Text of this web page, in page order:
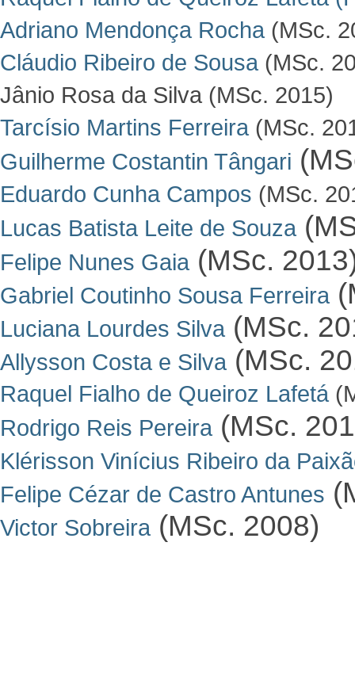
Adriano Mendonça Rocha (MSc.
Cláudio Ribeiro de Sousa (MSc.
Jânio Rosa da Silva (MSc. 2015)
Tarcísio Martins Ferreira (MSc.
Guilherme Costantin Tângari
Eduardo Cunha Campos (MSc.
Lucas Batista Leite de Souza
Felipe Nunes Gaia (MSc.
Gabriel Coutinho Sousa Ferreira
Luciana Lourdes Silva (MSc.
Allysson Costa e Silva (MSc.
Raquel Fialho de Queiroz Lafetá
Rodrigo Reis Pereira (MSc.
Klérisson Vinícius Ribeiro da
Felipe Cézar de Castro Antunes
Victor Sobreira (MSc. 2008)